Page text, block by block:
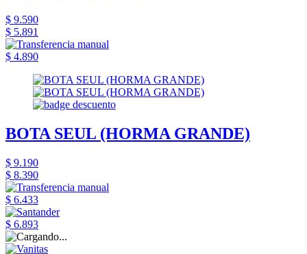
$ 9.590
$ 5.891
$ 4.890
BOTA SEUL (HORMA GRANDE)
$ 9.190
$ 8.390
$ 6.433
$ 6.893